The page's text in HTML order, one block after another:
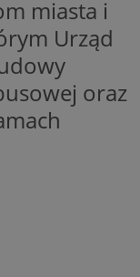
miasta i
Urząd
oraz